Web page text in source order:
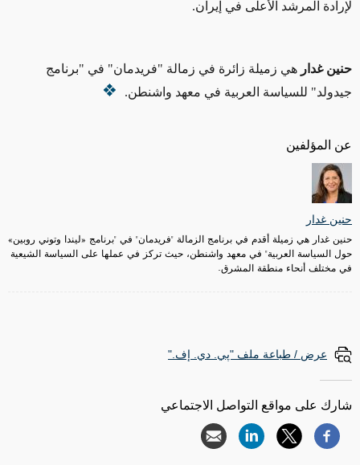
عن المؤلفين
حنين غدار
حنين غدار هي زميلة أقدم في برنامج الزمالة "فريدمان" في "برنامج «ليندا وتوني روبين»
حول السياسة العربية" في معهد واشنطن، حيث تركز في عملها على السياسة الشيعية
في مختلف أنحاء منطقة المشرق.
لإرادة المرشد الأعلى في إيران.
حنين غدار هي زميلة زائرة في زمالة "فريدمان" في "برنامج
جيدولد" للسياسة العربية في معهد واشنطن.
عرض / طباعة ملف "پي. دي. إف."
شارك على مواقع التواصل الاجتماعي